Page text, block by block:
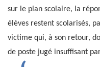
sur le plan scolaire, la
élèves restent scolarisés,
victime qui, à son retour,
de poste jugé insuffisant